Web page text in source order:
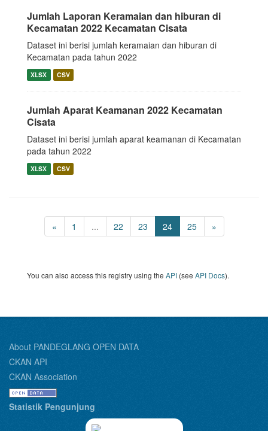
Jumlah Laporan Keramaian dan hiburan di
Kecamatan 2022 Kecamatan Cisata
Dataset ini berisi jumlah keramaian dan hiburan di
Kecamatan pada tahun 2022
XLSX CSV
Jumlah Aparat Keamanan 2022 Kecamatan
Cisata
Dataset ini berisi jumlah aparat keamanan di Kecamatan
pada tahun 2022
XLSX CSV
« 1 ... 22 23 24 25 »
You can also access this registry using the API (see API Docs).
About PANDEGLANG OPEN DATA
CKAN API
CKAN Association
Statistik Pengunjung